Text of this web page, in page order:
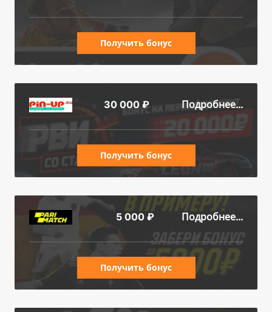
Получить бонус
30 000 ₽ Подробнее...
Получить бонус
5 000 ₽ Подробнее...
Получить бонус